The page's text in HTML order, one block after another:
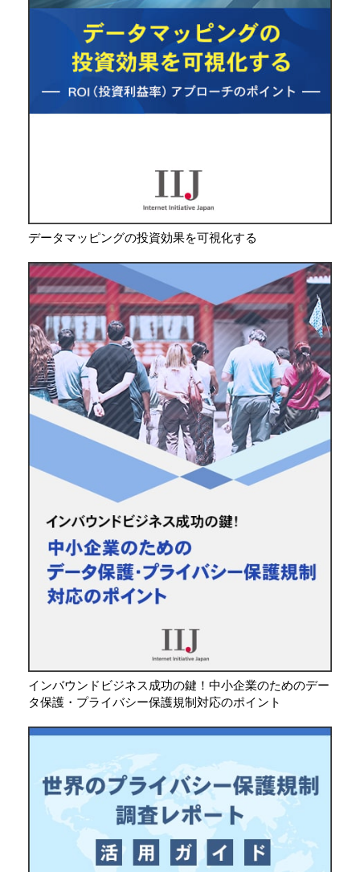
データマッピングの投資効果を可視化する
インバウンドビジネス成功の鍵！中小企業のためのデー
タ保護・プライバシー保護規制対応のポイント